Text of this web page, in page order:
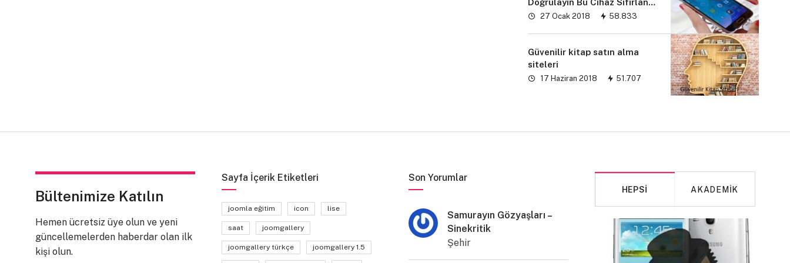
sorunu” çözümü
27 Ocak 2018 58.833
Güvenilir kitap satın alma
siteleri
17 Haziran 2018 51.707
Bültenimize Katılın
Hemen ücretsiz üye olun ve yeni
güncellemelerden haberdar olan ilk
kişi olun.
Sayfa İçerik Etiketleri
joomla eğitim icon lise
saat joomgallery
joomgallery türkçe joomgallery 1.5
Son Yorumlar
Samurayın Gözyaşları –
Sinekritik
Şehir
HEPSI AKADEMIK
MAKALE